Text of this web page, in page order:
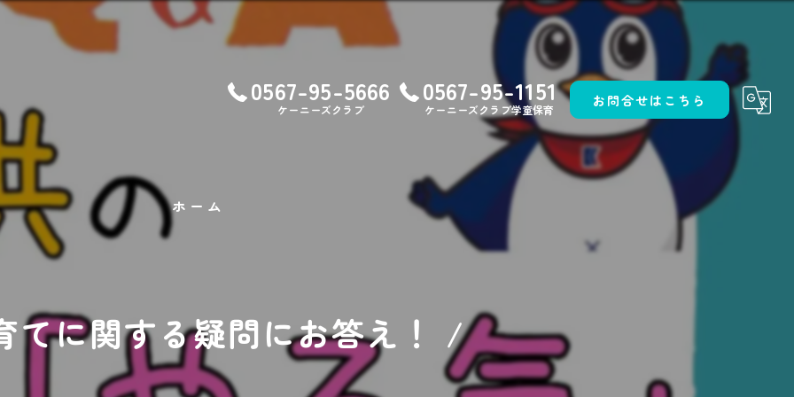
0567-95-5666
ケーニーズクラブ
0567-95-1151
ケーニーズクラブ学童保育
お問合せはこちら
ホーム
てに関する疑問にお答え！ /